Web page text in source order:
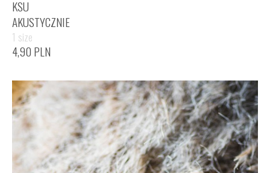
KSU
AKUSTYCZNIE
1 size
4,90 PLN